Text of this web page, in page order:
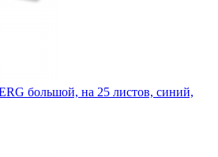
большой, на 25 листов, синий,